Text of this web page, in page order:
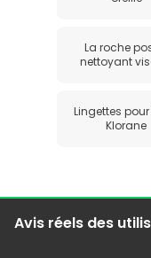
La roche
nettoyant
Lingettes
Klorane
Avis réels des